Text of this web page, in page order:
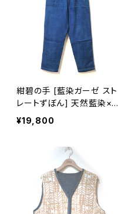
紺碧の手 [藍染ガーゼ スト
レートずぼん] 天然藍染×国
産ガーゼ
¥19,800